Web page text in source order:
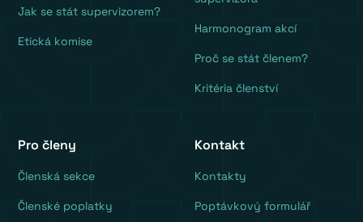
Jak se stát supervizorem?
Etická komise
Harmonogram akcí
Proč se stát členem?
Kritéria členství
Pro členy
‍Členská sekce
Členské poplatky
Kontakt
Kontakty
Poptávkový formulář